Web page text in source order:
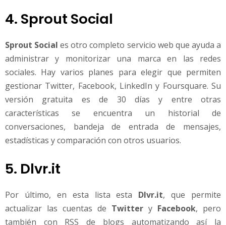
4. Sprout Social
Sprout Social es otro completo servicio web que ayuda a
administrar y monitorizar una marca en las redes
sociales. Hay varios planes para elegir que permiten
gestionar Twitter, Facebook, LinkedIn y Foursquare. Su
versión gratuita es de 30 días y entre otras
características se encuentra un historial de
conversaciones, bandeja de entrada de mensajes,
estadísticas y comparación con otros usuarios.
5. Dlvr.it
Por último, en esta lista esta Dlvr.it, que permite
actualizar las cuentas de Twitter y Facebook, pero
también con RSS de blogs automatizando así la